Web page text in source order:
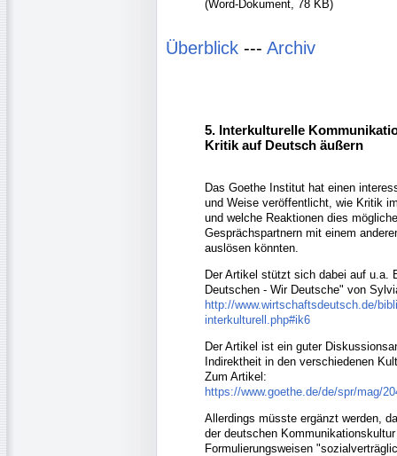
(Word-Dokument, 78 KB)
Überblick --- Archiv
5. Interkulturelle
Kritik auf Deutsch äußern
Das Goethe Institut hat einen
und Weise veröffentlicht, wie Kritik
und welche Reaktionen dies
Gesprächspartnern mit einem
auslösen könnten.
Der Artikel stützt sich dabei auf u.a.
Deutschen - Wir Deutsche" von
http://www.wirtschaftsdeutsch.de/
interkulturell.php#ik6
Der Artikel ist ein guter
Indirektheit in den verschiedenen
Zum Artikel:
https://www.goethe.de/de/spr/mag/
Allerdings müsste ergänzt werden,
der deutschen
Formulierungsweisen